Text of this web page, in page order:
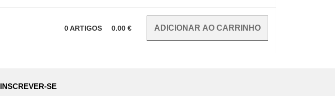
0ARTIGOS 0.00 €
INSCREVER-SE